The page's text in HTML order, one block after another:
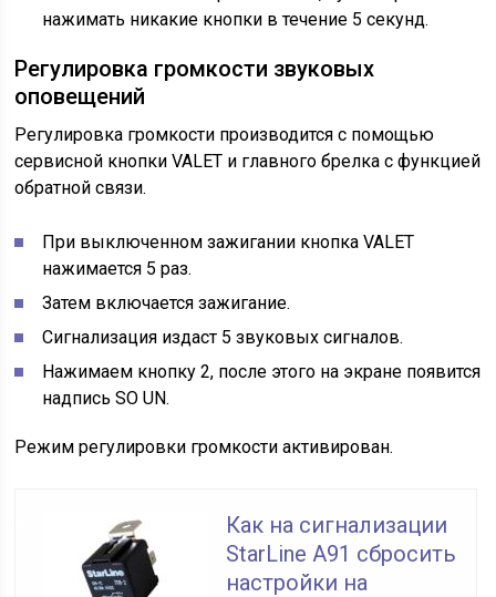
нажимать никакие кнопки в течение 5 секунд.
Регулировка громкости звуковых
оповещений
Регулировка громкости производится с помощью
сервисной кнопки VALET и главного брелка с функцией
обратной связи.
При выключенном зажигании кнопка VALET
нажимается 5 раз.
Затем включается зажигание.
Сигнализация издаст 5 звуковых сигналов.
Нажимаем кнопку 2, после этого на экране появится
надпись SO UN.
Режим регулировки громкости активирован.
Как на сигнализации
StarLine A91 сбросить
настройки на